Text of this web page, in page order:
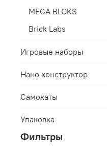
MEGA BLOKS
Brick Labs
Игровые наборы
Нано конструктор
Самокаты
Упаковка
Фильтры